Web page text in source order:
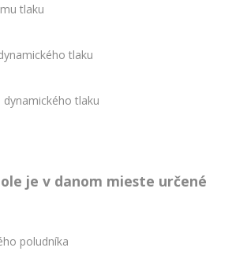
tlaku
tlaku
tlaku
je v danom mieste určené
poludníka